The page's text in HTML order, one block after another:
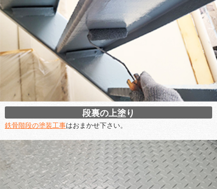
段裏の上塗り
鉄骨階段の塗装工事はおまかせ下さい。